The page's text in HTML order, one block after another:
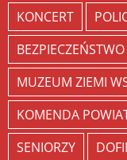
KONCERT
BEZPIECZEŃSTWO
MUZEUM ZIEMI
KOMENDA
SENIORZY